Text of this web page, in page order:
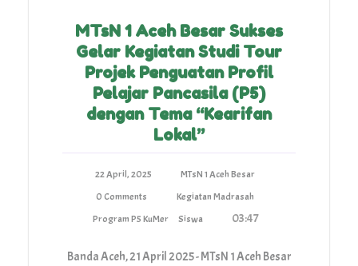
MTsN 1 Aceh Besar Sukses
Gelar Kegiatan Studi Tour
Projek Penguatan Profil
Pelajar Pancasila (P5)
dengan Tema “Kearifan
Lokal”
22 April, 2025
MTsN 1 Aceh Besar
0 Comments
Kegiatan Madrasah
Program P5 KuMer
Siswa 03:47
Banda Aceh, 21 April 2025 - MTsN 1 Aceh Besar